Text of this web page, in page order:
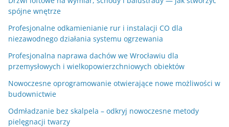
spójne wnętrze
Profesjonalne odkamienianie rur i instalacji CO dla
niezawodnego działania systemu ogrzewania
Profesjonalna naprawa dachów we Wrocławiu dla
przemysłowych i wielkopowierzchniowych obiektów
Nowoczesne oprogramowanie otwierające nowe możliwości w
budownictwie
Odmładzanie bez skalpela – odkryj nowoczesne metody
pielęgnacji twarzy